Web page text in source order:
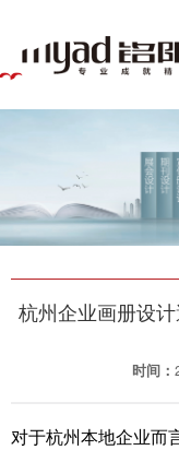
杭州企业画册设
时间：
对于杭州本地企业而